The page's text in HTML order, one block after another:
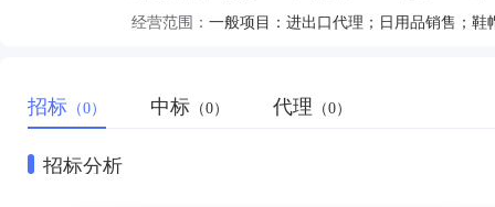
经营范围：
招标 （0） 中标 （0） 代理 （0）
招标分析